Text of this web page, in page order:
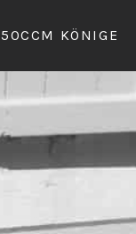
50CCM KÖNIGE